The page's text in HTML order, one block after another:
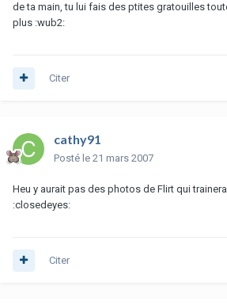
de ta main, tu lui fais des ptites gratouilles
plus :wub2:
Citer
cathy91
Posté le 21 mars 2007
Heu y aurait pas des photos de Flirt qui
:closedeyes:
Citer